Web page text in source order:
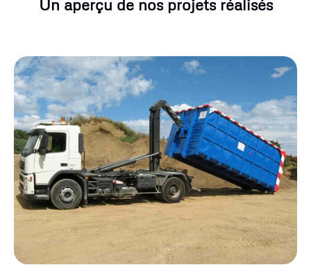
Un aperçu de nos projets réalisés